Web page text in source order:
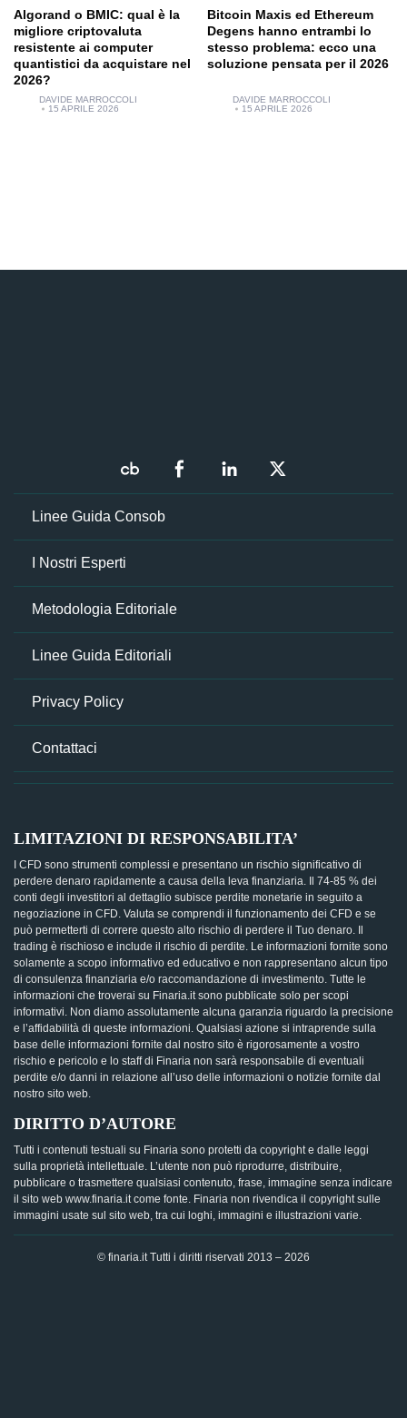
Algorand o BMIC: qual è la
migliore criptovaluta
resistente ai computer
quantistici da acquistare nel
2026?
DAVIDE MARROCCOLI
15 APRILE 2026
Bitcoin Maxis ed Ethereum
Degens hanno entrambi lo
stesso problema: ecco una
soluzione pensata per il 2026
DAVIDE MARROCCOLI
15 APRILE 2026
Linee Guida Consob
I Nostri Esperti
Metodologia Editoriale
Linee Guida Editoriali
Privacy Policy
Contattaci
LIMITAZIONI DI RESPONSABILITA’
I CFD sono strumenti complessi e presentano un rischio significativo di
perdere denaro rapidamente a causa della leva finanziaria. Il 74-85 % dei
conti degli investitori al dettaglio subisce perdite monetarie in seguito a
negoziazione in CFD. Valuta se comprendi il funzionamento dei CFD e se
può permetterti di correre questo alto rischio di perdere il Tuo denaro. Il
trading è rischioso e include il rischio di perdite. Le informazioni fornite sono
solamente a scopo informativo ed educativo e non rappresentano alcun tipo
di consulenza finanziaria e/o raccomandazione di investimento. Tutte le
informazioni che troverai su Finaria.it sono pubblicate solo per scopi
informativi. Non diamo assolutamente alcuna garanzia riguardo la precisione
e l’affidabilità di queste informazioni. Qualsiasi azione si intraprende sulla
base delle informazioni fornite dal nostro sito è rigorosamente a vostro
rischio e pericolo e lo staff di Finaria non sarà responsabile di eventuali
perdite e/o danni in relazione all’uso delle informazioni o notizie fornite dal
nostro sito web.
DIRITTO D’AUTORE
Tutti i contenuti testuali su Finaria sono protetti da copyright e dalle leggi
sulla proprietà intellettuale. L’utente non può riprodurre, distribuire,
pubblicare o trasmettere qualsiasi contenuto, frase, immagine senza indicare
il sito web www.finaria.it come fonte. Finaria non rivendica il copyright sulle
immagini usate sul sito web, tra cui loghi, immagini e illustrazioni varie.
© finaria.it Tutti i diritti riservati 2013 – 2026